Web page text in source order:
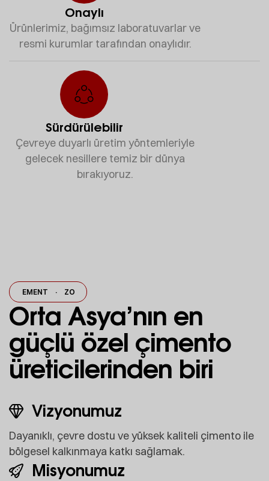
Onaylı
Ürünlerimiz, bağımsız laboratuvarlar ve
resmi kurumlar tarafından onaylıdır.
Sürdürülebilir
Çevreye duyarlı üretim yöntemleriyle
gelecek nesillere temiz bir dünya
bırakıyoruz.
· ZOMIN CEMENT
Orta Asya’nın en
güçlü özel çimento
üreticilerinden biri
Vizyonumuz
Dayanıklı, çevre dostu ve yüksek kaliteli çimento ile
bölgesel kalkınmaya katkı sağlamak.
Misyonumuz